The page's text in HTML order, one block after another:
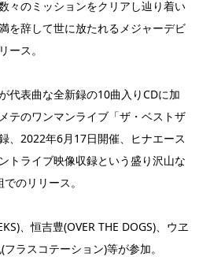
々のミッションをクリアし辿り着い
を辞して世に放たれるメジャーデビ
ース。
代表曲な全新録の10曲入りCDに加
テのワンマンライブ「ザ・ベストザ
、2022年6月17日開催、ヒナエース
トライブ映像収録という盛り沢山な
のリリース。
、恒吉豊(OVER THE DOGS)、ウヱ
ラスコテーション)等が参加。